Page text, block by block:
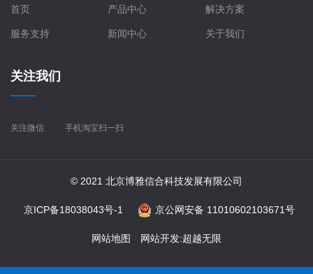
首页 产品中心 解决方案
服务支持 新闻中心 关于我们
关注我们
关注微信 手机淘宝扫一扫
© 2021 北京博雅信合科技发展有限公司
京ICP备18038043号-1 京公网安备 11010602103671号
网站地图 网站开发:超越无限